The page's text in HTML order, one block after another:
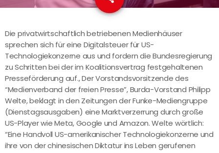
Die privatwirtschaftlich betriebenen Medienhäuser
sprechen sich für eine Digitalsteuer für US-
Technologiekonzerne aus und fordern die Bundesregierung
zu Schritten bei der im Koalitionsvertrag festgehaltenen
Presseförderung auf., Der Vorstandsvorsitzende des
“Medienverband der freien Presse”, Burda-Vorstand Philipp
Welte, beklagt in den Zeitungen der Funke-Mediengruppe
(Dienstagsausgaben) eine Marktverzerrung durch große
US-Player wie Meta, Google und Amazon. Welte wörtlich:
“Eine Handvoll US-amerikanischer Technologiekonzerne und
ihre von der chinesischen Diktatur ins Leben gerufenen